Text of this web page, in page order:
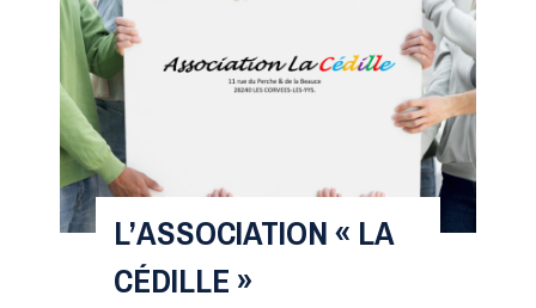
O
C
O
N
L’ASSOCIATION « LA
CÉDILLE »